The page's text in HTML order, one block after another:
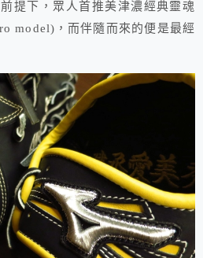
下，眾人首推美津濃經典靈魂
model)，而伴隨而來的便是最經